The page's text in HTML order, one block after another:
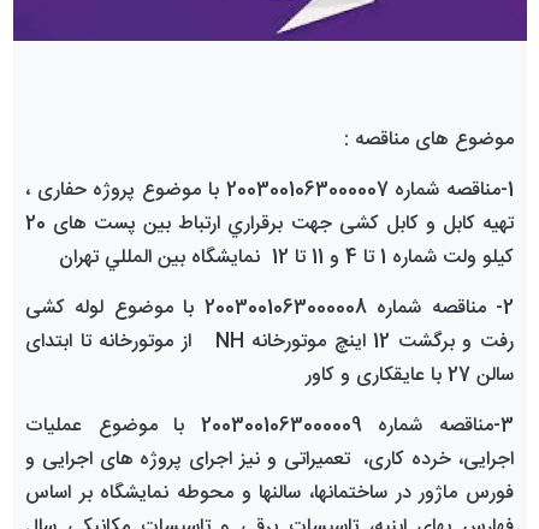
موضوع های مناقصه :
1-مناقصه شماره 2003001063000007 با موضوع
پروژه حفاری ،
تهیه کابل و کابل کشی جهت برقراري ارتباط بين پست های 20
کیلو ولت شماره 1 تا 4 و 11 تا 12
نمايشگاه بين المللي تهران
2-
مناقصه شماره 2003001063000008 با موضوع لوله کشی
رفت و برگشت 12 اینچ موتورخانه
NH
از موتورخانه تا ابتدای
سالن 27 با عایقکاری و کاور
3-مناقصه شماره 2003001063000009 با موضوع
عملیات
اجرایی، خرده کاری، تعمیراتی و نیز اجرای پروژه های اجرایی و
فورس ماژور در ساختمانها، سالنها و محوطه نمایشگاه بر اساس